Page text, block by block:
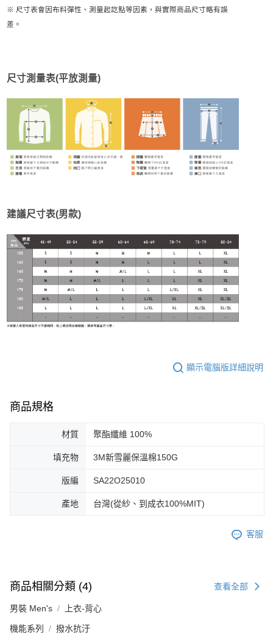
※ 尺寸表會因布料彈性、測量起訖點等因素，與實際商品尺寸略有誤
差。
尺寸測量表(平放測量)
建議尺寸表(男款)
顯示電腦版詳細說明
商品規格
材質 聚酯纖維 100%
填充物 3M新雪麗保溫棉150G
版編 SA22O25010
產地 台灣(從紗、到成衣100%MIT)
客服
商品相關分類 (4) 查看全部
男裝 Men's 上衣-背心
機能系列 撥水抗汙